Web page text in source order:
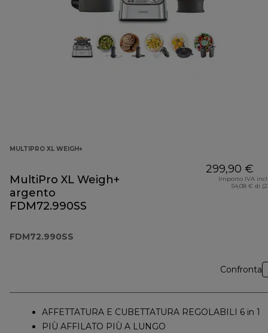
MULTIPRO XL WEIGH+
MultiPro XL Weigh+
argento
FDM72.990SS
FDM72.990SS
299,90 €
Importo IVA
54,08 € di
Confronta
AFFETTATURA E CUBETTATURA REGOLABILI 6 in 1
PIÙ AFFILATO PIÙ A LUNGO